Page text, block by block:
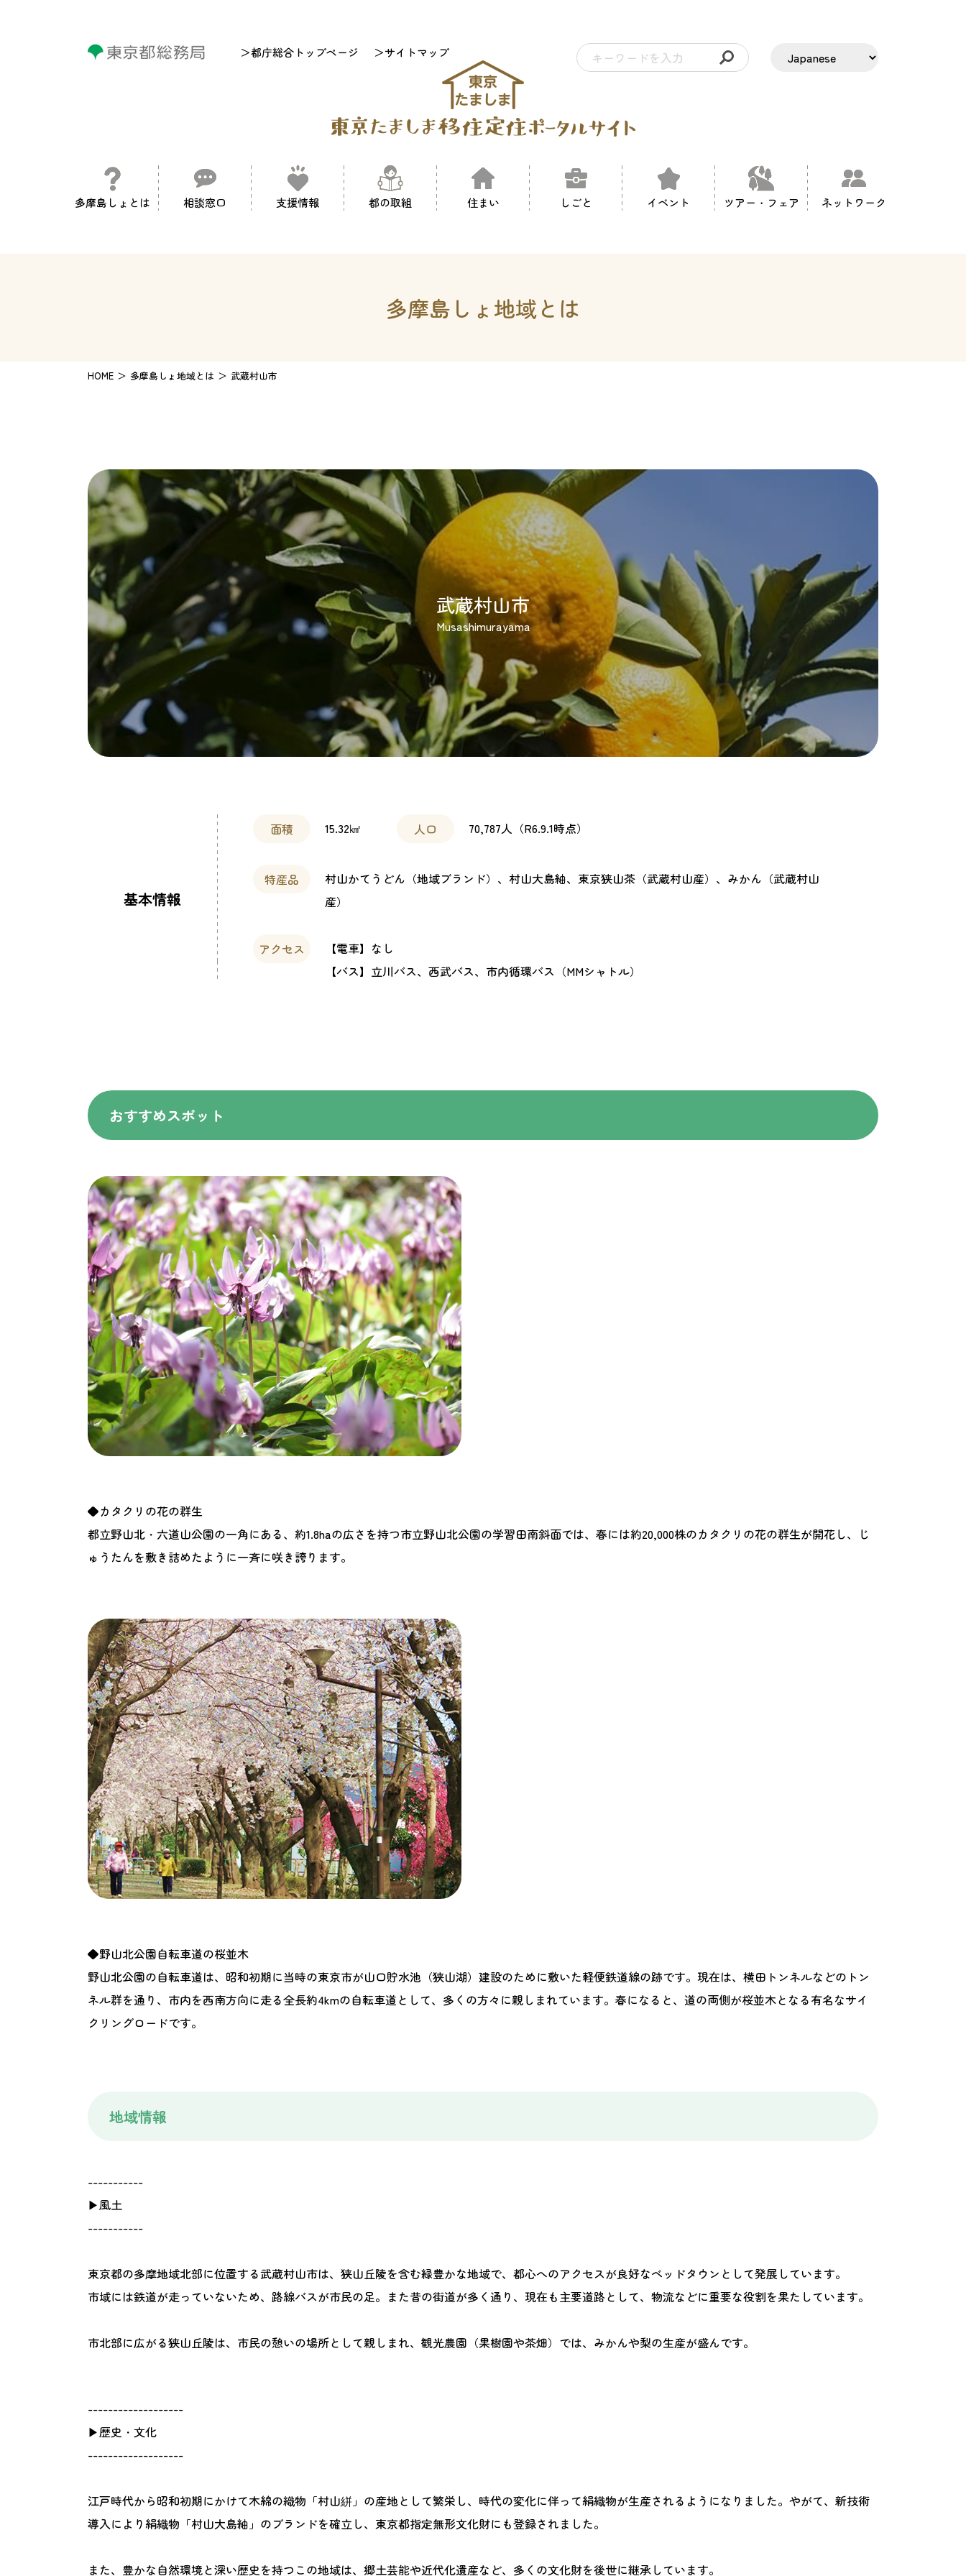
＞都庁総合トップページ ＞サイトマップ
多摩島しょとは 相談窓口 支援情報 都の取組 住まい しごと イベント ツアー・フェア ネットワーク
多摩島しょ地域とは
HOME 多摩島しょ地域とは 武蔵村山市
武蔵村山市
Musashimurayama
基本情報
面積 15.32㎢ 人口 70,787人（R6.9.1時点）
特産品
村山かてうどん（地域ブランド）、村山大島紬、東京狭山茶（武蔵村山産）、みかん（武蔵村山
産）
アクセス
【電車】なし
【バス】立川バス、西武バス、市内循環バス（MMシャトル）
おすすめスポット
◆カタクリの花の群生
都立野山北・六道山公園の一角にある、約1.8haの広さを持つ市立野山北公園の学習田南斜面では、春には約20,000株のカタクリの花の群生が開花し、じ
ゅうたんを敷き詰めたように一斉に咲き誇ります。
◆野山北公園自転車道の桜並木
野山北公園の自転車道は、昭和初期に当時の東京市が山口貯水池（狭山湖）建設のために敷いた軽便鉄道線の跡です。現在は、横田トンネルなどのトン
ネル群を通り、市内を西南方向に走る全長約4kmの自転車道として、多くの方々に親しまれています。春になると、道の両側が桜並木となる有名なサイ
クリングロードです。
地域情報
-----------
▶風土
-----------
東京都の多摩地域北部に位置する武蔵村山市は、狭山丘陵を含む緑豊かな地域で、都心へのアクセスが良好なベッドタウンとして発展しています。
市域には鉄道が走っていないため、路線バスが市民の足。また昔の街道が多く通り、現在も主要道路として、物流などに重要な役割を果たしています。
市北部に広がる狭山丘陵は、市民の憩いの場所として親しまれ、観光農園（果樹園や茶畑）では、みかんや梨の生産が盛んです。
-------------------
▶歴史・文化
-------------------
江戸時代から昭和初期にかけて木綿の織物「村山絣」の産地として繁栄し、時代の変化に伴って絹織物が生産されるようになりました。やがて、新技術
導入により絹織物「村山大島紬」のブランドを確立し、東京都指定無形文化財にも登録されました。
また、豊かな自然環境と深い歴史を持つこの地域は、郷土芸能や近代化遺産など、多くの文化財を後世に継承しています。